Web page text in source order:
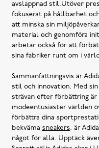
avslappnad stil.Utöver
fokuserat på hållbarhet
att minska sin
material och genomföra
arbetar också för att
sina fabriker runt om i
Sammanfattningsvis är
stil och innovation. Med
strävan efter förbättring
modeentusiaster världen
förbättra dina
bekväma sneakers, är
något för alla. Upptäck